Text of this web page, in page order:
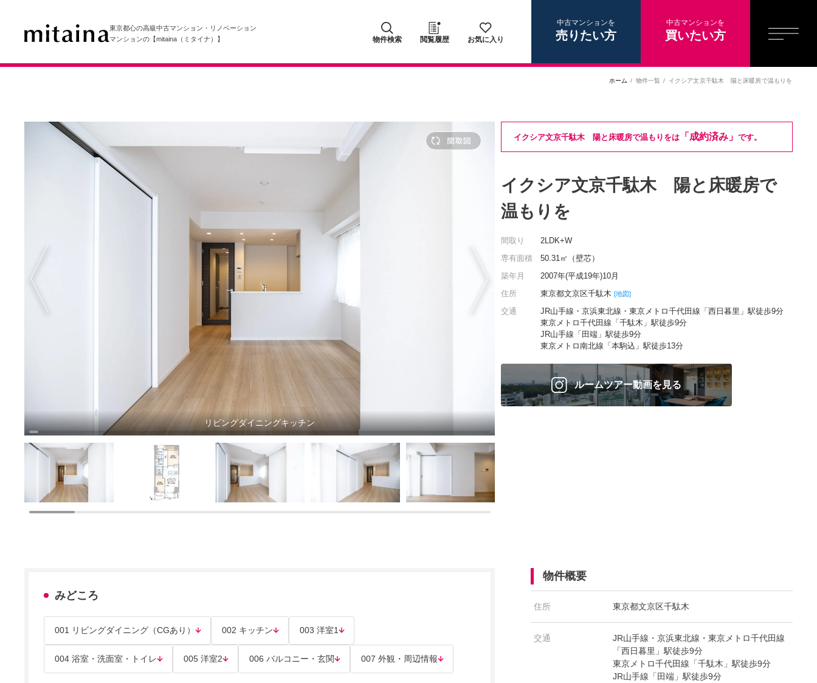
東京都心の高級中古マンション・リノベーション
マンションの【mitaina（ミタイナ）】
物件検索 閲覧履歴 お気に入り
中古マンションを
売りたい方
中古マンションを
買いたい方
ホーム 物件一覧 イクシア文京千駄木 陽と床暖房で温もりを
リビングダイニングキッチン
イクシア文京千駄木 陽と床暖房で温もりをは「成約済み」 です。
イクシア文京千駄木 陽と床暖房で
温もりを
間取り
2LDK+W
専有面積
50.31㎡（壁芯）
築年月
2007年(平成19年)10月
住所
東京都文京区千駄木 [地図]
交通
JR山手線・京浜東北線・東京メトロ千代田線「西日暮里」駅徒歩9分
東京メトロ千代田線「千駄木」駅徒歩9分
JR山手線「田端」駅徒歩9分
東京メトロ南北線「本駒込」駅徒歩13分
ルームツアー動画を見る
みどころ
001 リビングダイニング（CGあり） 002 キッチン 003 洋室1
004 浴室・洗面室・トイレ 005 洋室2 006 バルコニー・玄関 007 外観・周辺情報
物件概要
住所 東京都文京区千駄木
交通
JR山手線・京浜東北線・東京メトロ千代田線
「西日暮里」駅徒歩9分
東京メトロ千代田線「千駄木」駅徒歩9分
JR山手線「田端」駅徒歩9分